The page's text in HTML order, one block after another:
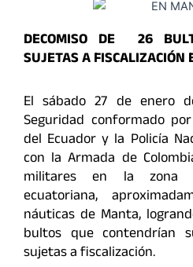
DECOMISO DE 26
SUJETAS A FISCALIZACIÓN
El sábado 27 de enero
Seguridad conformado
del Ecuador y la Policía
con la Armada de
militares en la zona
ecuatoriana,
náuticas de Manta,
bultos que contendrían
sujetas a fiscalización.